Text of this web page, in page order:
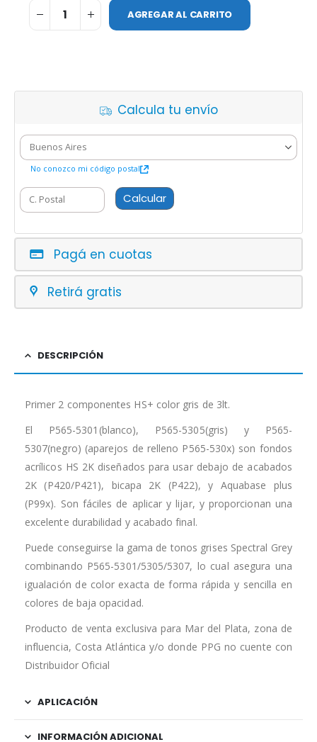
AGREGAR AL CARRITO
Calcula tu envío
No conozco mi código postal
Calcular
Pagá en cuotas
Retirá gratis
DESCRIPCIÓN
Primer 2 componentes HS+ color gris de 3lt.
El P565-5301(blanco), P565-5305(gris) y P565-
5307(negro) (aparejos de relleno P565-530x) son fondos
acrílicos HS 2K diseñados para usar debajo de acabados
2K (P420/P421), bicapa 2K (P422), y Aquabase plus
(P99x). Son fáciles de aplicar y lijar, y proporcionan una
excelente durabilidad y acabado final.
Puede conseguirse la gama de tonos grises Spectral Grey
combinando P565-5301/5305/5307, lo cual asegura una
igualación de color exacta de forma rápida y sencilla en
colores de baja opacidad.
Producto de venta exclusiva para Mar del Plata, zona de
influencia, Costa Atlántica y/o donde PPG no cuente con
Distribuidor Oficial
APLICACIÓN
INFORMACIÓN ADICIONAL